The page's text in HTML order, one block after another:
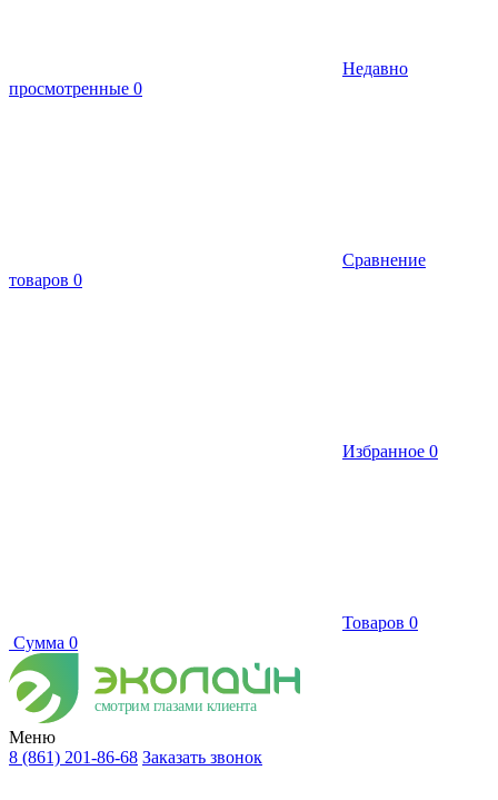
Недавно
просмотренные 0
Сравнение
товаров 0
Избранное 0
Товаров 0
Сумма 0
смотрим глазами клиента
Меню
8 (861) 201-86-68 Заказать звонок